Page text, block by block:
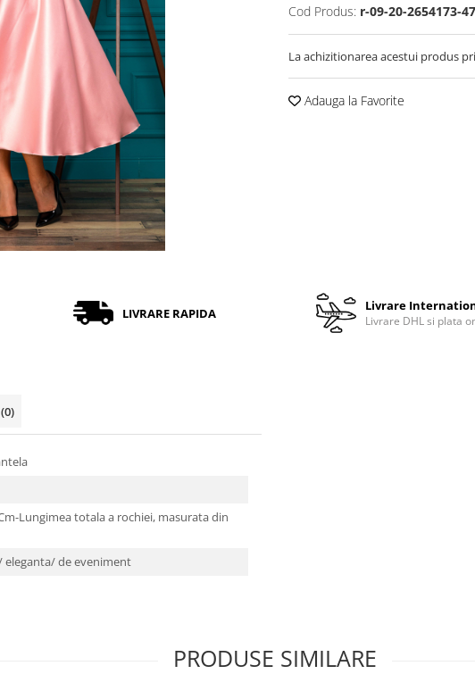
Cod Produs: r-09-20-2654173-
La achizitionarea acestui produs
Adauga la Favorite
LIVRARE RAPIDA Livrare
Livrare DHL si plata
(0)
Lungimea totala a rochiei, masurata din
eleganta/ de eveniment
PRODUSE SIMILARE